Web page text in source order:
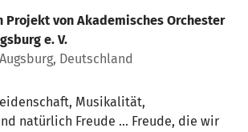
Projekt von Akademisches Orchester
e. V.
Deutschland
Musikalität,
natürlich Freude ... Freude, die wir